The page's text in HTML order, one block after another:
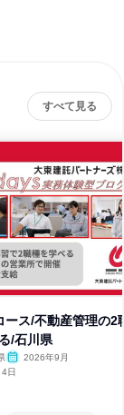
すべて見る
ース/不動産管理の2
/石川県
2026年9月
日